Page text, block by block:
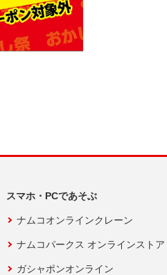
スマホ・PCであそぶ
ナムコオンラインクレーン
ナムコパークス オンラインストア
ガシャポンオンライン